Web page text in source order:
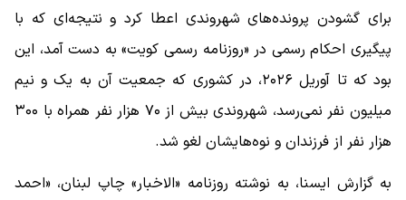
برای گشودن پرونده‌های شهروندی اعطا کرد و نتیجه‌ای که با
پیگیری احکام رسمی در «روزنامه رسمی کویت» به دست آمد، این
بود که تا آوریل ۲۰۲۶، در کشوری که جمعیت آن به یک و نیم
میلیون نفر نمی‌رسد، شهروندی بیش از ۷۰ هزار نفر همراه با ۳۰۰
هزار نفر از فرزندان و نوه‌هایشان لغو شد.
به گزارش ایسنا، به نوشته روزنامه «الاخبار» چاپ لبنان، «احمد